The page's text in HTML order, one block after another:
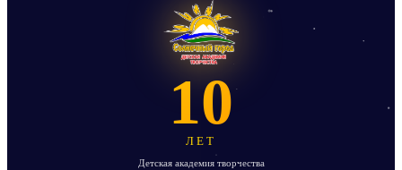
10
ЛЕТ
Детская академия творчества